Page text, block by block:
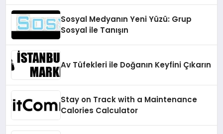
Sosyal Medyanın Yeni Yüzü: Grup
Sosyal ile Tanışın
Av Tüfekleri ile Doğanın Keyfini Çıkarın
Stay on Track with a Maintenance
Calories Calculator